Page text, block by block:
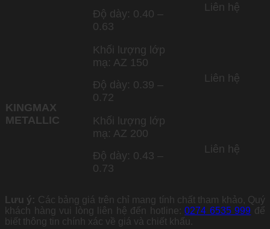
Độ dày: 0.40 –
0.63
Liên hệ
KINGMAX
METALLIC
Khối lượng lớp
mạ: AZ 150
Độ dày: 0.39 –
0.72
Liên hệ
Khối lượng lớp
mạ: AZ 200
Độ dày: 0.43 –
0.73
Liên hệ
Lưu ý: Các bảng giá trên chỉ mang tính chất tham khảo, Quý
khách hàng vui lòng liên hệ đến hotline:0274 6535 999 để
biết thông tin chính xác về giá và chiết khấu.